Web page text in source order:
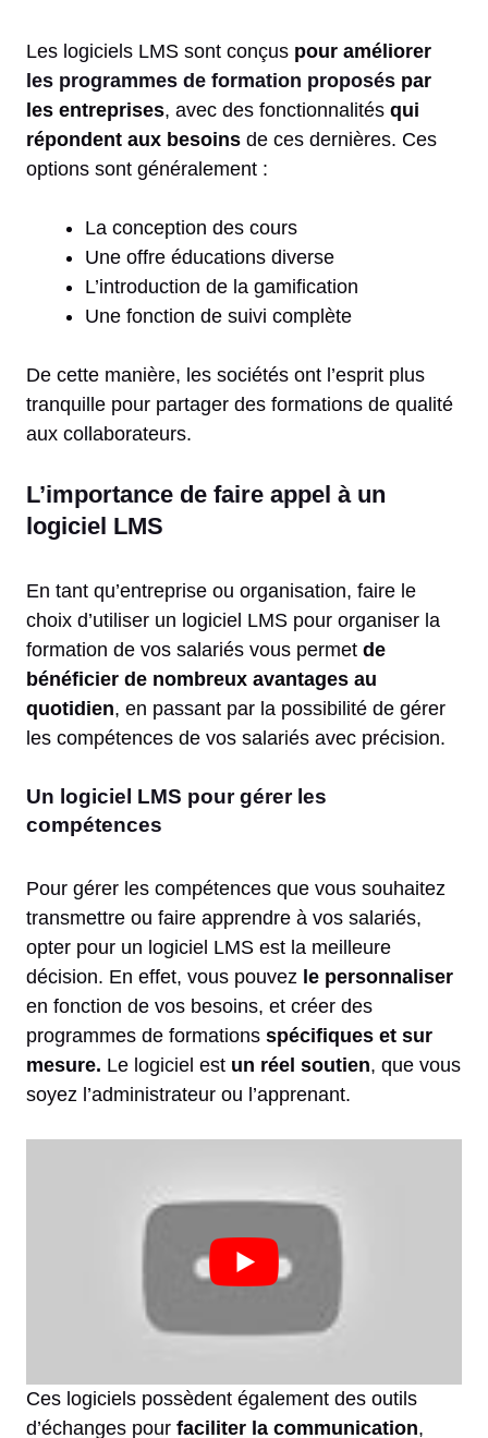
Les logiciels LMS sont conçus pour améliorer
les programmes de formation proposés par
les entreprises, avec des fonctionnalités qui
répondent aux besoins de ces dernières. Ces
options sont généralement :
La conception des cours
Une offre éducations diverse
L’introduction de la gamification
Une fonction de suivi complète
De cette manière, les sociétés ont l’esprit plus
tranquille pour partager des formations de qualité
aux collaborateurs.
L’importance de faire appel à un
logiciel LMS
En tant qu’entreprise ou organisation, faire le
choix d’utiliser un logiciel LMS pour organiser la
formation de vos salariés vous permet de
bénéficier de nombreux avantages au
quotidien, en passant par la possibilité de gérer
les compétences de vos salariés avec précision.
Un logiciel LMS pour gérer les
compétences
Pour gérer les compétences que vous souhaitez
transmettre ou faire apprendre à vos salariés,
opter pour un logiciel LMS est la meilleure
décision. En effet, vous pouvez le personnaliser
en fonction de vos besoins, et créer des
programmes de formations spécifiques et sur
mesure. Le logiciel est un réel soutien, que vous
soyez l’administrateur ou l’apprenant.
Ces logiciels possèdent également des outils
d’échanges pour faciliter la communication,